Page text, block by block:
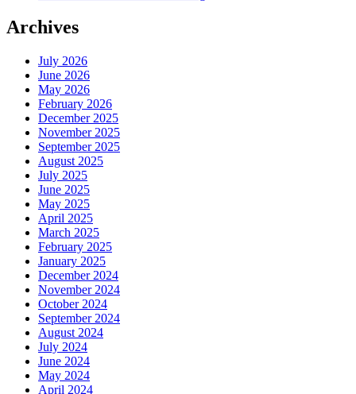
Archives
July 2026
June 2026
May 2026
February 2026
December 2025
November 2025
September 2025
August 2025
July 2025
June 2025
May 2025
April 2025
March 2025
February 2025
January 2025
December 2024
November 2024
October 2024
September 2024
August 2024
July 2024
June 2024
May 2024
April 2024